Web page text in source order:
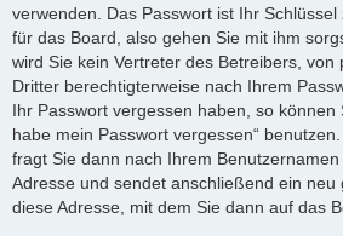
verwenden. Das Passwort ist Ihr
für das Board, also gehen Sie mit ihm
wird Sie kein Vertreter des Betreibers, von
Dritter berechtigterweise nach Ihrem
Ihr Passwort vergessen haben, so können
habe mein Passwort vergessen“
fragt Sie dann nach Ihrem
Adresse und sendet anschließend ein neu
diese Adresse, mit dem Sie dann auf das